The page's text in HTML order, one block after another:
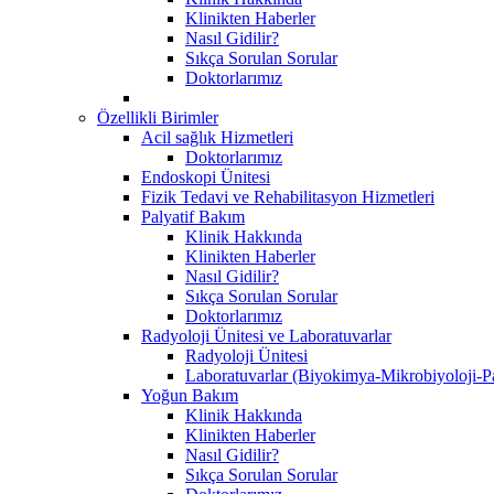
Klinikten Haberler
Nasıl Gidilir?
Sıkça Sorulan Sorular
Doktorlarımız
Özellikli Birimler
Acil sağlık Hizmetleri
Doktorlarımız
Endoskopi Ünitesi
Fizik Tedavi ve Rehabilitasyon Hizmetleri
Palyatif Bakım
Klinik Hakkında
Klinikten Haberler
Nasıl Gidilir?
Sıkça Sorulan Sorular
Doktorlarımız
Radyoloji Ünitesi ve Laboratuvarlar
Radyoloji Ünitesi
Laboratuvarlar (Biyokimya-Mikrobiyoloji-
Yoğun Bakım
Klinik Hakkında
Klinikten Haberler
Nasıl Gidilir?
Sıkça Sorulan Sorular